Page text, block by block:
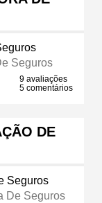
Seguros
9 avaliações
5 comentários
DE
Seguros
De Seguros